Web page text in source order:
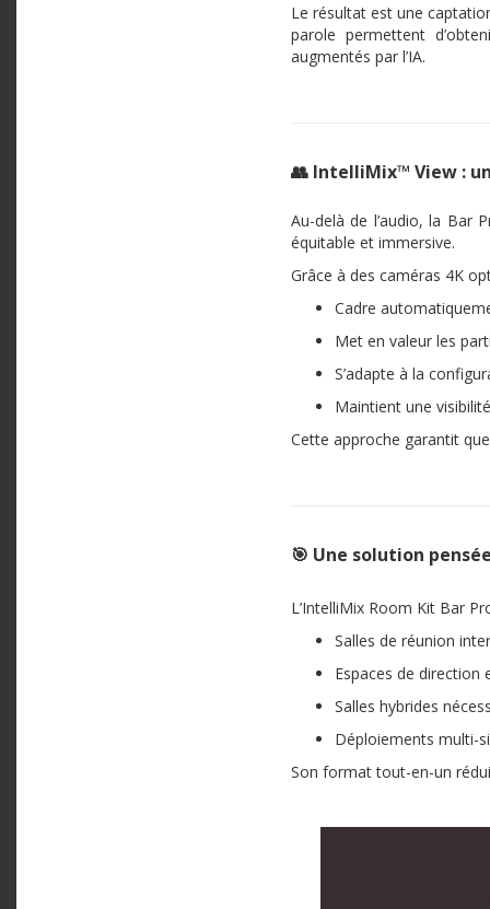
Le résultat est une
parole permettent
augmentés par l’IA.
👥 IntelliMix™ View :
Au-delà de l’audio, la Bar
équitable et immersive.
Grâce à des caméras 4K
Cadre
Met en valeur les
S’adapte à la
Maintient une
Cette approche garantit
🎯 Une solution
L’IntelliMix Room Kit Bar
Salles de réunion
Espaces de
Salles hybrides
Déploiements multi-
Son format tout-en-un